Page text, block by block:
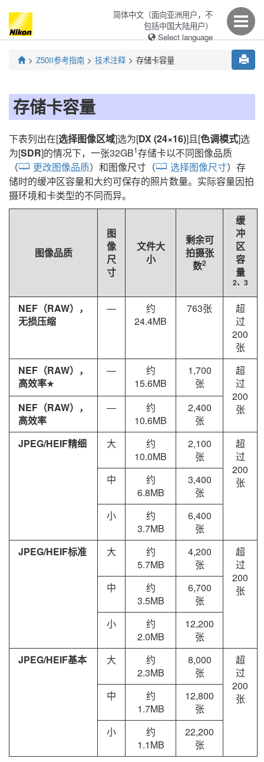
简体中文（面向亚洲用户，不
包括中国大陆用户）
Select language
Z50II参考指南 技术注释 存储卡容量
存储卡容量
下表列出在[选择图像区域]选为[DX (24×16)]且[色调模式]选
为[SDR]的情况下，一张32GB1存储卡以不同图像品质
（
更改图像品质）和图像尺寸（ 选择图像尺寸）存
储时的缓冲区容量和大约可保存的照片数量。实际容量因拍
摄环境和卡类型的不同而异。
图像品质
图
像
尺
寸
文件大
小
剩余可
拍摄张
数2
缓
冲
区
容
量
2、3
NEF（RAW），
无损压缩
—
约
24.4MB
763张
超
过
200
张
NEF（RAW），
高效率m
—
约
15.6MB
1,700
张
超
过
200
张
NEF（RAW），
高效率
—
约
10.6MB
2,400
张
JPEG/HEIF精细
大
约
10.0MB
2,100
张
超
过
200
张
中
约
6.8MB
3,400
张
小
约
3.7MB
6,400
张
JPEG/HEIF标准
大
约
5.7MB
4,200
张
超
过
200
张
中
约
3.5MB
6,700
张
小
约
2.0MB
12,200
张
JPEG/HEIF基本
大
约
2.3MB
8,000
张
超
过
200
张
中
约
1.7MB
12,800
张
小
约
1.1MB
22,200
张